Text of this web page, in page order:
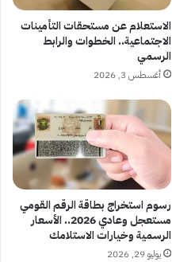
الاستعلام عن مستحقات التأمينات
الاجتماعية.. الخطوات والرابط
الرسمي
أغسطس 3, 2026
رسوم استخراج بطاقة الرقم القومي
مستعجل وعادي 2026.. الأسعار
الرسمية وخيارات الاستلامك
يوليو 29, 2026